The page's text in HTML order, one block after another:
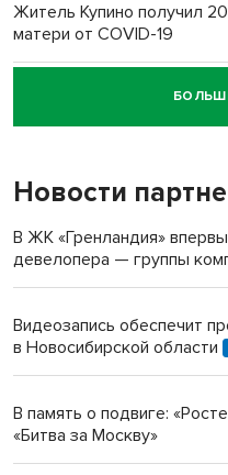
Житель Купино получил
матери от COVID-19
Новосибирский суд
пенсионерки на вокзале
«Мы живём на пастбище!»:
терроризируют жителей
Инвалид получил
Новосибирский
Обновлённое отделение
Новости
В ЖК «Гренландия»
девелопера — группы
Видеозапись обеспечит
в Новосибирской области
В память о подвиге:
«Битва за Москву»